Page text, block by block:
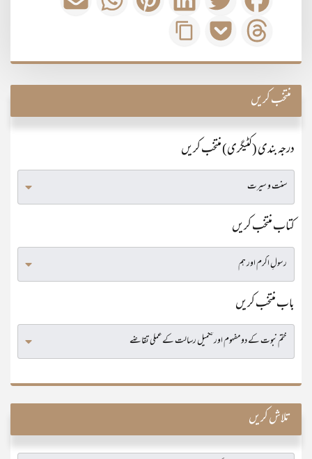
منتخب کریں
درجہ بندی (کٹیگری) منتخب کریں
کتاب منتخب کریں
باب منتخب کریں
تلاش کریں